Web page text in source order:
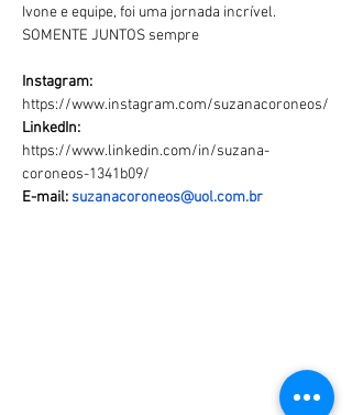
Ivone e equipe, foi uma jornada incrível.
SOMENTE JUNTOS sempre
Instagram:
https://www.instagram.com/suzanacoroneos/
LinkedIn:
https://www.linkedin.com/in/suzana-
coroneos-1341b09/
E-mail: suzanacoroneos@uol.com.br